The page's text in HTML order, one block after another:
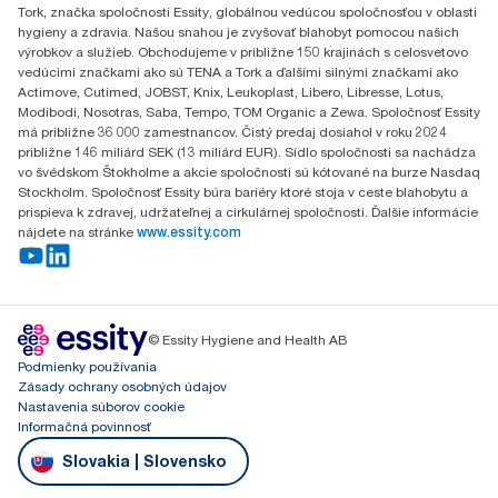
049 12 Gemerská Hôrka
Tork, značka spoločnosti Essity, globálnou vedúcou spoločnosťou v oblasti
hygieny a zdravia. Našou snahou je zvyšovať blahobyt pomocou našich
výrobkov a služieb. Obchodujeme v približne 150 krajinách s celosvetovo
vedúcimi značkami ako sú TENA a Tork a ďalšími silnými značkami ako
Actimove, Cutimed, JOBST, Knix, Leukoplast, Libero, Libresse, Lotus,
Modibodi, Nosotras, Saba, Tempo, TOM Organic a Zewa. Spoločnosť Essity
má približne 36 000 zamestnancov. Čistý predaj dosiahol v roku 2024
približne 146 miliárd SEK (13 miliárd EUR). Sídlo spoločnosti sa nachádza
vo švédskom Štokholme a akcie spoločnosti sú kótované na burze Nasdaq
Stockholm. Spoločnosť Essity búra bariéry ktoré stoja v ceste blahobytu a
prispieva k zdravej, udržateľnej a cirkulárnej spoločnosti. Ďalšie informácie
nájdete na stránke www.essity.com
© Essity Hygiene and Health AB
Podmienky používania
Zásady ochrany osobných údajov
Nastavenia súborov cookie
Informačná povinnosť
Slovakia | Slovensko